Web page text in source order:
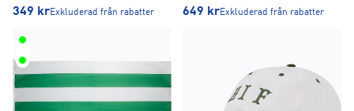
349 krExkluderad från rabatter 649 krExkluderad från rabatter